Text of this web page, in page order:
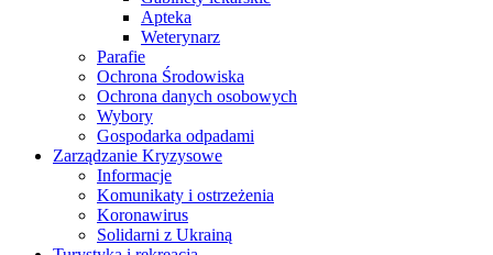
Apteka
Weterynarz
Parafie
Ochrona Środowiska
Ochrona danych osobowych
Wybory
Gospodarka odpadami
Zarządzanie Kryzysowe
Informacje
Komunikaty i ostrzeżenia
Koronawirus
Solidarni z Ukrainą